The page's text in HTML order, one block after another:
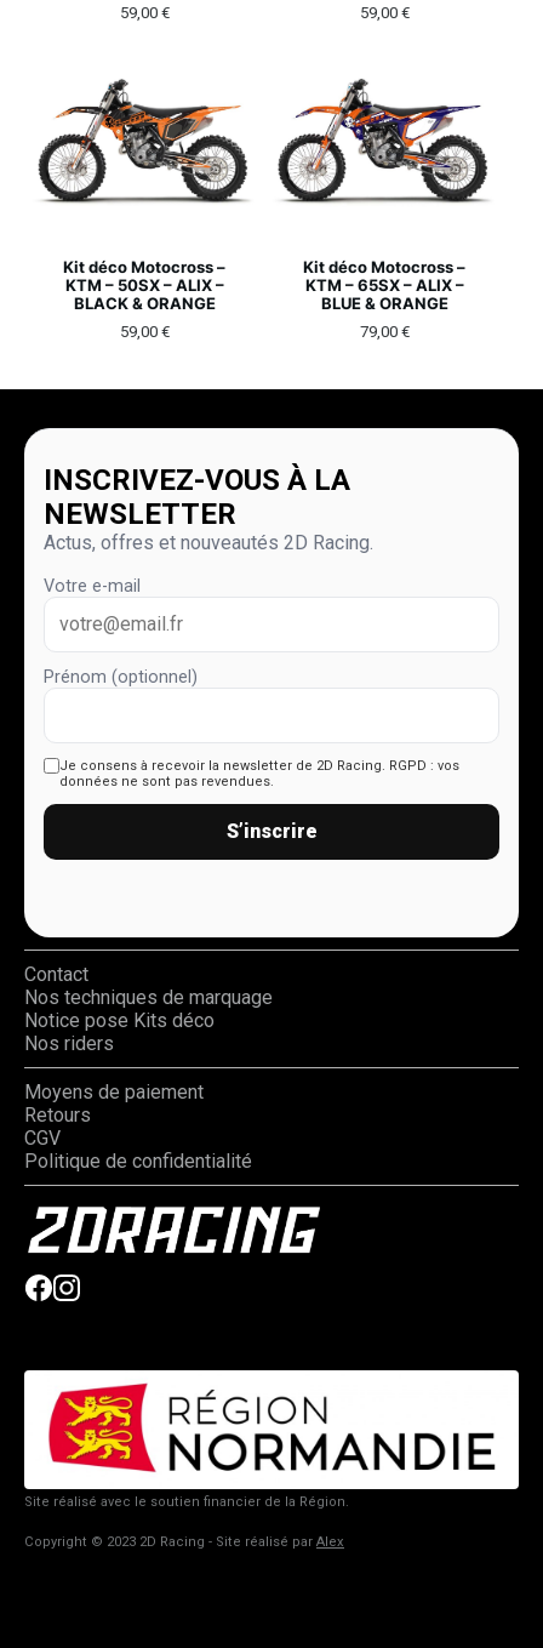
59,00 € 59,00 €
Kit déco Motocross –
KTM – 50SX – ALIX –
BLACK & ORANGE
59,00 €
Kit déco Motocross –
KTM – 65SX – ALIX –
BLUE & ORANGE
79,00 €
INSCRIVEZ-VOUS À LA
NEWSLETTER
Actus, offres et nouveautés 2D Racing.
Votre e-mail
Prénom (optionnel)
Je consens à recevoir la newsletter de 2D Racing. RGPD : vos
données ne sont pas revendues.
S’inscrire
Contact
Nos techniques de marquage
Notice pose Kits déco
Nos riders
Moyens de paiement
Retours
CGV
Politique de confidentialité
Site réalisé avec le soutien financier de la Région.
Copyright © 2023 2D Racing - Site réalisé par Alex